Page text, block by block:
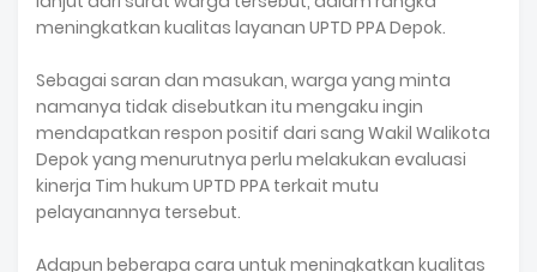
meningkatkan kualitas layanan UPTD PPA Depok.
Sebagai saran dan masukan, warga yang minta
namanya tidak disebutkan itu mengaku ingin
mendapatkan respon positif dari sang Wakil Walikota
Depok yang menurutnya perlu melakukan evaluasi
kinerja Tim hukum UPTD PPA terkait mutu
pelayanannya tersebut.
Adapun beberapa cara untuk meningkatkan kualitas